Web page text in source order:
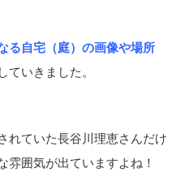
る自宅（庭）の画像や場所
いきました。
れていた長谷川理恵さんだけ
雰囲気が出ていますよね！